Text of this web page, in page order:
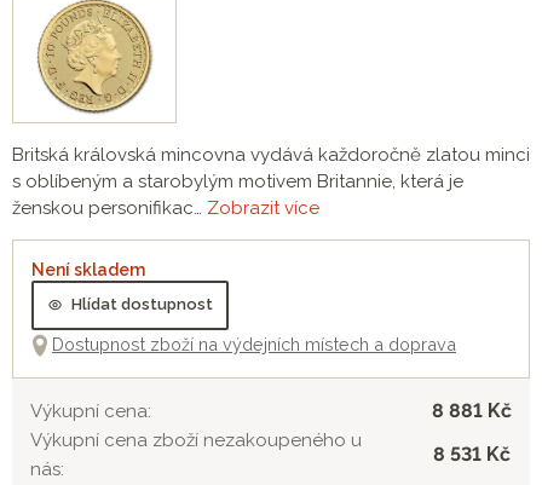
Britská královská mincovna vydává každoročně zlatou minci
s oblíbeným a starobylým motivem Britannie, která je
ženskou personifikac… Zobrazit více
Není skladem
Hlídat dostupnost
Dostupnost zboží na výdejních místech a doprava
Výkupní cena: 8 881 Kč
Výkupní cena zboží nezakoupeného u
nás:
8 531 Kč